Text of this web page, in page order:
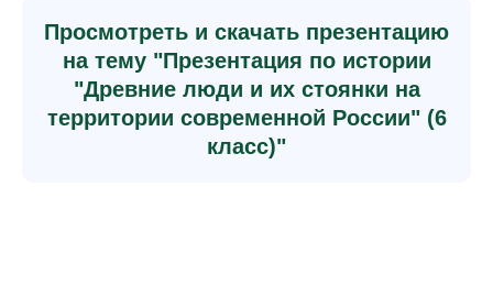
Просмотреть и скачать презентацию
на тему "Презентация по истории
"Древние люди и их стоянки на
территории современной России" (6
класс)"